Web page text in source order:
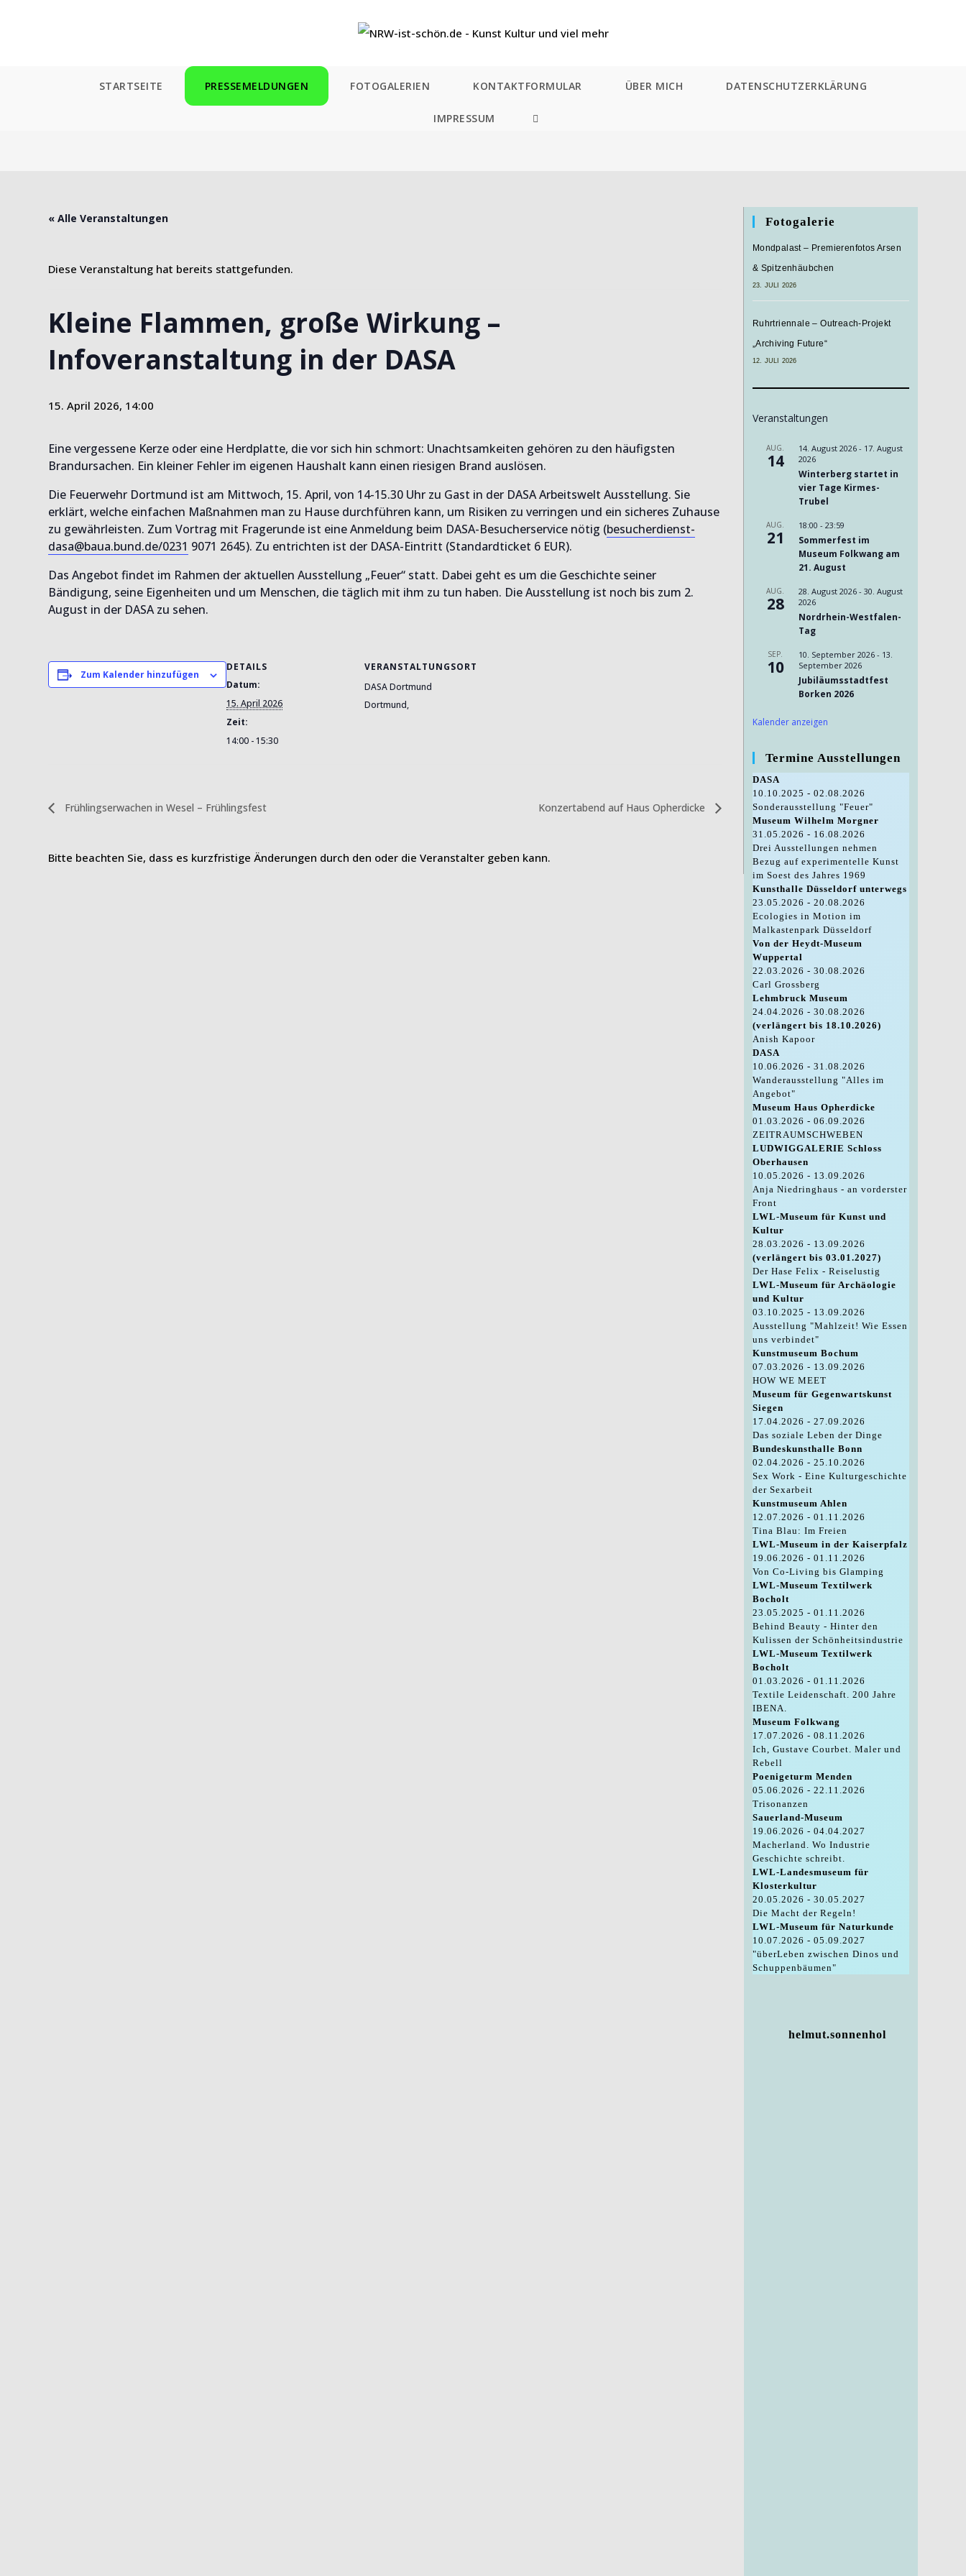
STARTSEITE PRESSEMELDUNGEN FOTOGALERIEN KONTAKTFORMULAR ÜBER MICH DATENSCHUTZERKLÄRUNG
IMPRESSUM
WEBSITE-
« Alle Veranstaltungen
Diese Veranstaltung hat bereits stattgefunden.
Kleine Flammen, große Wirkung –
Infoveranstaltung in der DASA
15. April 2026, 14:00
Eine vergessene Kerze oder eine Herdplatte, die vor sich hin schmort: Unachtsamkeiten gehören zu den häufigsten
Brandursachen. Ein kleiner Fehler im eigenen Haushalt kann einen riesigen Brand auslösen.
Die Feuerwehr Dortmund ist am Mittwoch, 15. April, von 14-15.30 Uhr zu Gast in der DASA Arbeitswelt Ausstellung. Sie
erklärt, welche einfachen Maßnahmen man zu Hause durchführen kann, um Risiken zu verringen und ein sicheres Zuhause
zu gewährleisten. Zum Vortrag mit Fragerunde ist eine Anmeldung beim DASA-Besucherservice nötig (besucherdienst-
dasa@baua.bund.de/0231 9071 2645). Zu entrichten ist der DASA-Eintritt (Standardticket 6 EUR).
Das Angebot findet im Rahmen der aktuellen Ausstellung „Feuer“ statt. Dabei geht es um die Geschichte seiner
Bändigung, seine Eigenheiten und um Menschen, die täglich mit ihm zu tun haben. Die Ausstellung ist noch bis zum 2.
August in der DASA zu sehen.
Zum Kalender hinzufügen
DETAILS
Datum:
15. April 2026
Zeit:
14:00 - 15:30
VERANSTALTUNGSORT
DASA Dortmund
Dortmund,
Frühlingserwachen in Wesel – Frühlingsfest Konzertabend auf Haus Opherdicke
Bitte beachten Sie, dass es kurzfristige Änderungen durch den oder die Veranstalter geben kann.
Fotogalerie
Mondpalast – Premierenfotos Arsen
& Spitzenhäubchen
23. JULI 2026
Ruhrtriennale – Outreach-Projekt
„Archiving Future“
12. JULI 2026
Veranstaltungen
AUG.
14
14. August 2026- 17. August
2026
Winterberg startet in
vier Tage Kirmes-
Trubel
AUG.
21
18:00 - 23:59
Sommerfest im
Museum Folkwang am
21. August
AUG.
28
28. August 2026- 30. August
2026
Nordrhein-Westfalen-
Tag
SEP.
10
10. September 2026- 13.
September 2026
Jubiläumsstadtfest
Borken 2026
Kalender anzeigen
Termine Ausstellungen
DASA
10.10.2025 - 02.08.2026
Sonderausstellung "Feuer"
Museum Wilhelm Morgner
31.05.2026 - 16.08.2026
Drei Ausstellungen nehmen
Bezug auf experimentelle Kunst
im Soest des Jahres 1969
Kunsthalle Düsseldorf unterwegs
23.05.2026 - 20.08.2026
Ecologies in Motion im
Malkastenpark Düsseldorf
Von der Heydt-Museum
Wuppertal
22.03.2026 - 30.08.2026
Carl Grossberg
Lehmbruck Museum
24.04.2026 - 30.08.2026
(verlängert bis 18.10.2026)
Anish Kapoor
DASA
10.06.2026 - 31.08.2026
Wanderausstellung "Alles im
Angebot"
Museum Haus Opherdicke
01.03.2026 - 06.09.2026
ZEITRAUMSCHWEBEN
LUDWIGGALERIE Schloss
Oberhausen
10.05.2026 - 13.09.2026
Anja Niedringhaus - an vorderster
Front
LWL-Museum für Kunst und
Kultur
28.03.2026 - 13.09.2026
(verlängert bis 03.01.2027)
Der Hase Felix - Reiselustig
LWL-Museum für Archäologie
und Kultur
03.10.2025 - 13.09.2026
Ausstellung "Mahlzeit! Wie Essen
uns verbindet"
Kunstmuseum Bochum
07.03.2026 - 13.09.2026
HOW WE MEET
Museum für Gegenwartskunst
Siegen
17.04.2026 - 27.09.2026
Das soziale Leben der Dinge
Bundeskunsthalle Bonn
02.04.2026 - 25.10.2026
Sex Work - Eine Kulturgeschichte
der Sexarbeit
Kunstmuseum Ahlen
12.07.2026 - 01.11.2026
Tina Blau: Im Freien
LWL-Museum in der Kaiserpfalz
19.06.2026 - 01.11.2026
Von Co-Living bis Glamping
LWL-Museum Textilwerk
Bocholt
23.05.2025 - 01.11.2026
Behind Beauty - Hinter den
Kulissen der Schönheitsindustrie
LWL-Museum Textilwerk
Bocholt
01.03.2026 - 01.11.2026
Textile Leidenschaft. 200 Jahre
IBENA.
Museum Folkwang
17.07.2026 - 08.11.2026
Ich, Gustave Courbet. Maler und
Rebell
Poenigeturm Menden
05.06.2026 - 22.11.2026
Trisonanzen
Sauerland-Museum
19.06.2026 - 04.04.2027
Macherland. Wo Industrie
Geschichte schreibt.
LWL-Landesmuseum für
Klosterkultur
20.05.2026 - 30.05.2027
Die Macht der Regeln!
LWL-Museum für Naturkunde
10.07.2026 - 05.09.2027
"überLeben zwischen Dinos und
Schuppenbäumen"
helmut.sonnenhol